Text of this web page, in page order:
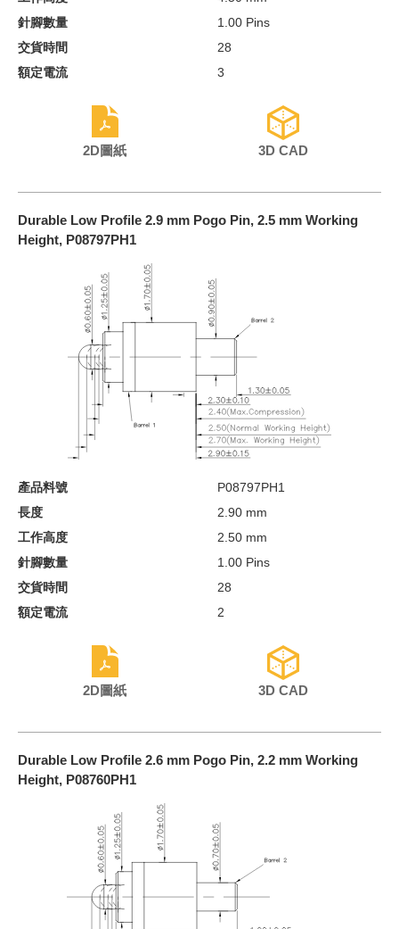
針腳數量
1.00 Pins
交貨時間
28
額定電流
3
2D圖紙 3D CAD
Durable Low Profile 2.9 mm Pogo Pin, 2.5 mm Working
Height, P08797PH1
產品料號
P08797PH1
長度
2.90 mm
工作高度
2.50 mm
針腳數量
1.00 Pins
交貨時間
28
額定電流
2
2D圖紙 3D CAD
Durable Low Profile 2.6 mm Pogo Pin, 2.2 mm Working
Height, P08760PH1